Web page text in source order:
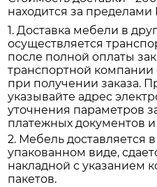
находится за
1. Доставка мебели в
осуществляется
после полной оплаты
транспортной
при получении заказа.
указывайте адрес
уточнения параметров
платежных документов
2. Мебель доставляется
упакованном виде,
накладной с указанием
пакетов.